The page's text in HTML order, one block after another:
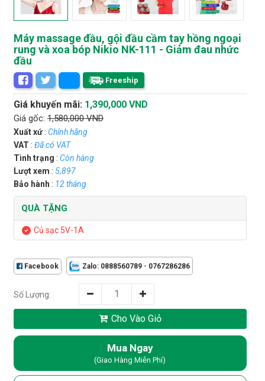
Máy massage đầu, gội đầu cầm tay hồng ngoại
rung và xoa bóp Nikio NK-111 - Giảm đau nhức
đầu
Freeship
Giá khuyến mãi: 1,390,000 VND
Giá gốc: 1,580,000 VND
Xuất xứ : Chính hãng
VAT : Đã có VAT
Tình trạng : Còn hàng
Lượt xem : 5,897
Bảo hành : 12 tháng
QUÀ TẶNG
Củ sạc 5V-1A
Facebook Zalo: 0888560789 - 0767286286
Số Lượng:
Cho Vào Giỏ
Mua Ngay
(Giao Hàng Miễn Phí)